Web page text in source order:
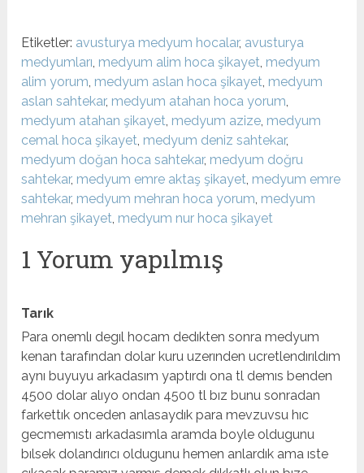
Etiketler: avusturya medyum hocalar, avusturya
medyumları, medyum alim hoca şikayet, medyum
alim yorum, medyum aslan hoca şikayet, medyum
aslan sahtekar, medyum atahan hoca yorum,
medyum atahan şikayet, medyum azize, medyum
cemal hoca şikayet, medyum deniz sahtekar,
medyum doğan hoca sahtekar, medyum doğru
sahtekar, medyum emre aktaş şikayet, medyum emre
sahtekar, medyum mehran hoca yorum, medyum
mehran şikayet, medyum nur hoca şikayet
1 Yorum yapılmış
Tarık
Para onemlı degıl hocam dedıkten sonra medyum
kenan tarafından dolar kuru uzerınden ucretlendırıldım
aynı buyuyu arkadasım yaptırdı ona tl demıs benden
4500 dolar alıyo ondan 4500 tl bız bunu sonradan
farkettık onceden anlasaydık para mevzuvsu hıc
gecmemıstı arkadasımla aramda boyle oldugunu
bılsek dolandırıcı oldugunu hemen anlardık ama ıste